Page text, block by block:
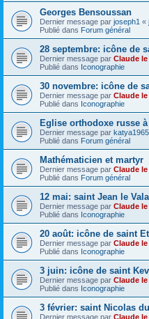
Georges Bensoussan
Dernier message par joseph1 «
Publié dans Forum général
28 septembre: icône de
Dernier message par Claude
Publié dans Iconographie
30 novembre: icône de
Dernier message par Claude
Publié dans Iconographie
Eglise orthodoxe russe
Dernier message par katya1965
Publié dans Forum général
Mathématicien et martyr
Dernier message par Claude
Publié dans Forum général
12 mai: saint Jean le
Dernier message par Claude
Publié dans Iconographie
20 août: icône de saint
Dernier message par Claude
Publié dans Iconographie
3 juin: icône de saint
Dernier message par Claude
Publié dans Iconographie
3 février: saint Nicolas
Dernier message par Claude